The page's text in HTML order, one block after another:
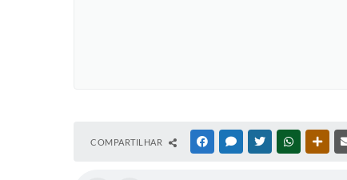
COMPARTILHAR FACEBOOKMESSENGER
TWITTERWHATSAPP